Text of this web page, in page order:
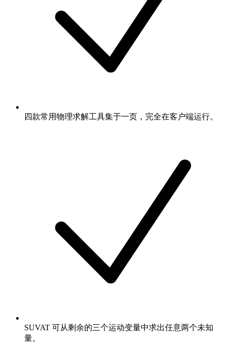
四款常用物理求解工具集于一页，完全在客户端运行。
SUVAT 可从剩余的三个运动变量中求出任意两个未知
量。